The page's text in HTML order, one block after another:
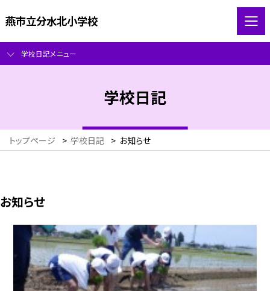
燕市立分水北小学校
学校日記メニュー
学校日記
トップページ > 学校日記 > お知らせ
お知らせ